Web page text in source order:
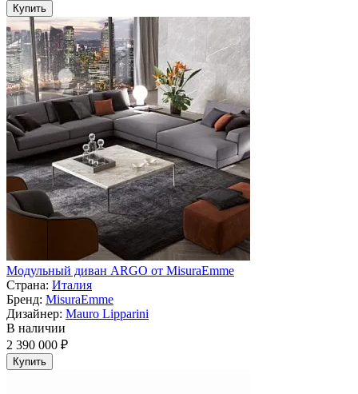
Купить
Модульный диван ARGO от MisuraEmme
Страна: Италия
Бренд: MisuraEmme
Дизайнер: Mauro Lipparini
В наличии
2 390 000 ₽
Купить